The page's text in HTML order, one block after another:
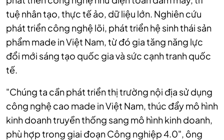
tuệ nhân tạo, thực tế ảo, dữ liệu lớn. Nghiên cứu
phát triển công nghệ lõi, phát triển hệ sinh thái sản
phẩm made in Việt Nam, từ đó gia tăng năng lực
đổi mới sáng tạo quốc gia và sức cạnh tranh quốc
tế.
"Chúng ta cần phát triển thị trường nội địa sử dụng
công nghệ cao made in Việt Nam, thúc đẩy mô hình
kinh doanh truyền thống sang mô hình kinh doanh,
phù hợp trong giai đoạn Công nghiệp 4.0", ông